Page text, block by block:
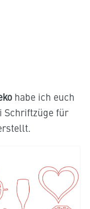
habe ich euch
Schriftzüge für